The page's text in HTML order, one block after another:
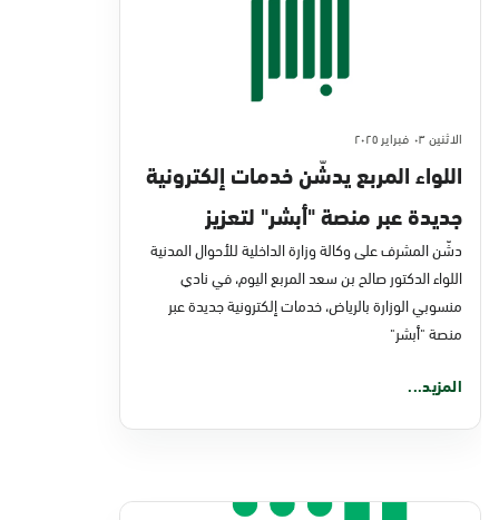
الاثنين ٠٣ فبراير ٢٠٢٥
اللواء المربع يدشّن خدمات إلكترونية
جديدة عبر منصة "أبشر" لتعزيز
خدمات الأحوال المدنية
دشّن المشرف على وكالة وزارة الداخلية للأحوال المدنية
اللواء الدكتور صالح بن سعد المربع اليوم، في نادي
منسوبي الوزارة بالرياض، خدمات إلكترونية جديدة عبر
منصة "أبشر"
المزيد...